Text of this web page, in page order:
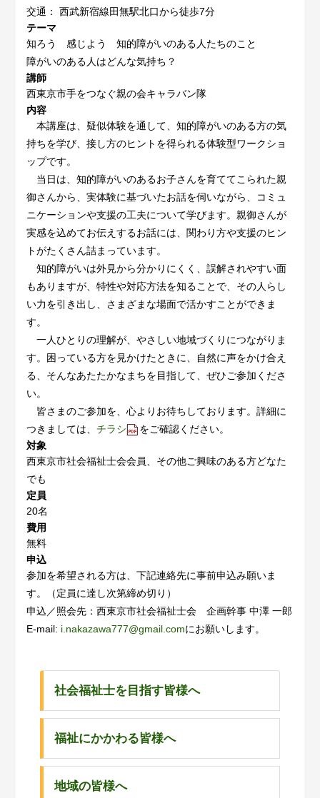
交通： 西武新宿線田無駅北口から徒歩7分
テーマ
知ろう 感じよう 知的障がいのある人たちのこと
障がいのある人はどんな気持ち？
講師
西東京市手をつなぐ親の会キャラバン隊
内容
本講座は、疑似体験を通して、知的障がいのある方の気
持ちを学び、接し方のヒントを得られる体験型ワークショ
ップです。
当日は、知的障がいのあるお子さんを育ててこられた親
御さんから、実体験に基づいたお話を伺いながら、コミュ
ニケーションや支援の工夫について学びます。親御さんが
実感を込めてお伝えするお話には、関わり方や支援のヒン
トがたくさん詰まっています。
知的障がいは外見から分かりにくく、誤解されやすい面
もありますが、特性や対応方法を知ることで、その人らし
い力を引き出し、さまざまな場面で活かすことができま
す。
一人ひとりの理解が、やさしい地域づくりにつながりま
す。困っている方を見かけたときに、自然に声をかけ合え
る、そんなあたたかなまちを目指して、ぜひご参加くださ
い。
皆さまのご参加を、心よりお待ちしております。詳細に
つきましては、チラシ
をご確認ください。
対象
西東京市社会福祉士会会員、その他ご興味のある方どなた
でも
定員
20名
費用
無料
申込
参加を希望される方は、下記連絡先に事前申込み願いま
す。（定員に達し次第締め切り）
申込／照会先：西東京市社会福祉士会 企画幹事 中澤 一郎
E-mail: i.nakazawa777@gmail.comにお願いします。
社会福祉士を目指す皆様へ
福祉にかかわる皆様へ
地域の皆様へ